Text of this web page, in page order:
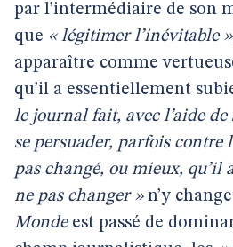
par l’intermédiaire de son
que « légitimer l’inévitable »
apparaître comme
qu’il a essentiellement
le journal fait, avec l’aide
se persuader, parfois contre
pas changé, ou mieux, qu’il
ne pas changer »n’y
Mondeest passé de